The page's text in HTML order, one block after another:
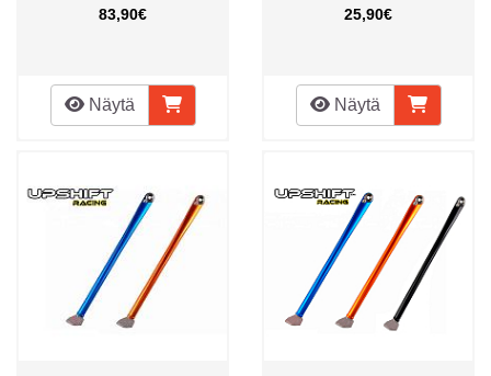
83,90€
Näytä
25,90€
Näytä